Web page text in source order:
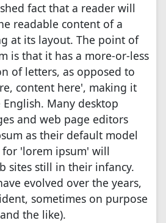
fact that a reader will
readable content of a
at its layout. The point of
is that it has a more-or-less
of letters, as opposed to
content here', making it
Many desktop
and web page editors
as their default model
for 'lorem ipsum' will
sites still in their infancy.
evolved over the years,
sometimes on purpose
the like).